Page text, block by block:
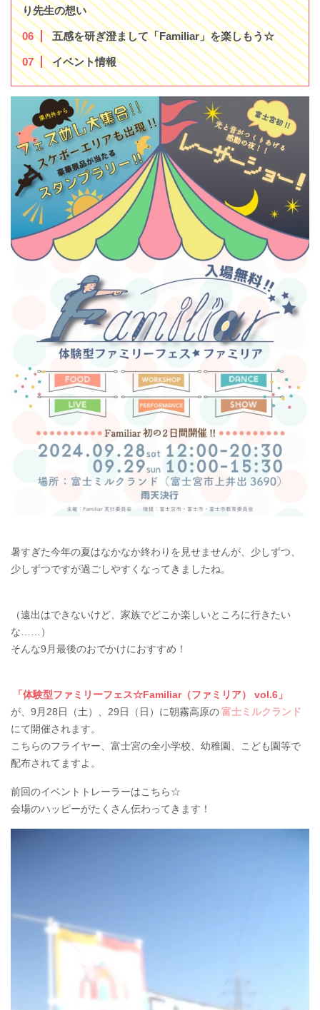
り先生の想い
6 五感を研ぎ澄まして「Familiar」を楽しもう☆
7 イベント情報
暑すぎた今年の夏はなかなか終わりを見せませんが、少しずつ、
少しずつですが過ごしやすくなってきましたね。
（遠出はできないけど、家族でどこか楽しいところに行きたい
な……）
そんな9月最後のおでかけにおすすめ！
「体験型ファミリーフェス☆Familiar（ファミリア） vol.6」
が、9月28日（土）、29日（日）に朝霧高原の富士ミルクランド
にて開催されます。
こちらのフライヤー、富士宮の全小学校、幼稚園、こども園等で
配布されてますよ。
前回のイベントトレーラーはこちら☆
会場のハッピーがたくさん伝わってきます！